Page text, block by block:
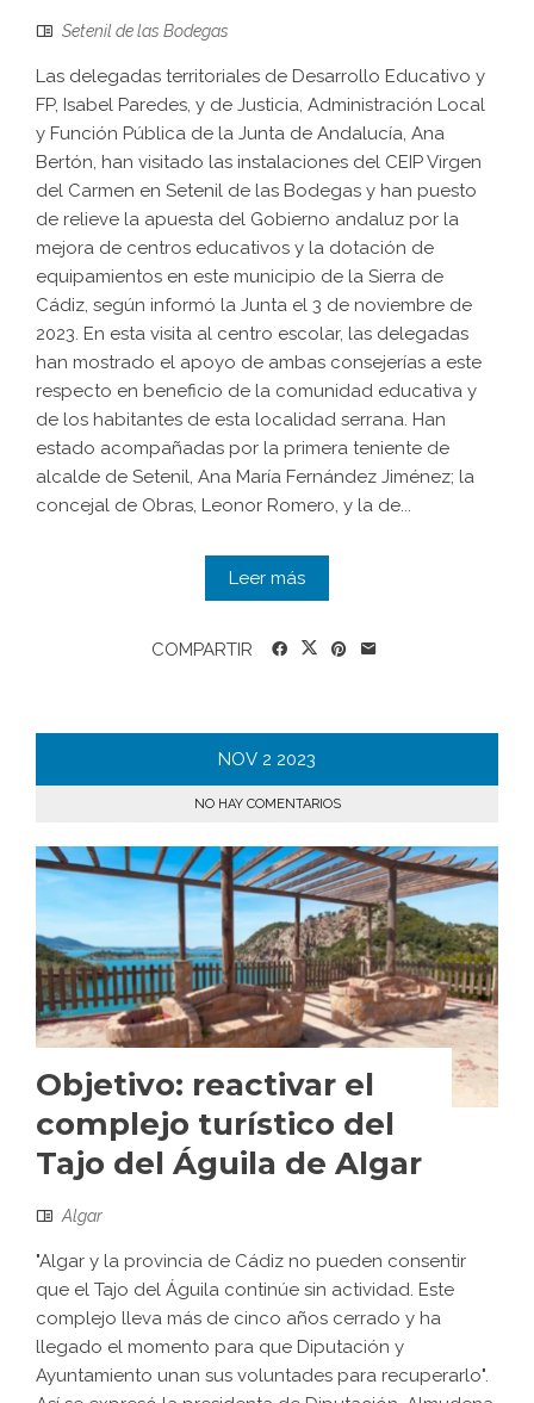
Setenil de las Bodegas
Las delegadas territoriales de Desarrollo Educativo y
FP, Isabel Paredes, y de Justicia, Administración Local
y Función Pública de la Junta de Andalucía, Ana
Bertón, han visitado las instalaciones del CEIP Virgen
del Carmen en Setenil de las Bodegas y han puesto
de relieve la apuesta del Gobierno andaluz por la
mejora de centros educativos y la dotación de
equipamientos en este municipio de la Sierra de
Cádiz, según informó la Junta el 3 de noviembre de
2023. En esta visita al centro escolar, las delegadas
han mostrado el apoyo de ambas consejerías a este
respecto en beneficio de la comunidad educativa y
de los habitantes de esta localidad serrana. Han
estado acompañadas por la primera teniente de
alcalde de Setenil, Ana María Fernández Jiménez; la
concejal de Obras, Leonor Romero, y la de...
Leer más
COMPARTIR
NOV 2 2023
NO HAY COMENTARIOS
Objetivo: reactivar el
complejo turístico del
Tajo del Águila de Algar
Algar
"Algar y la provincia de Cádiz no pueden consentir
que el Tajo del Águila continúe sin actividad. Este
complejo lleva más de cinco años cerrado y ha
llegado el momento para que Diputación y
Ayuntamiento unan sus voluntades para recuperarlo".